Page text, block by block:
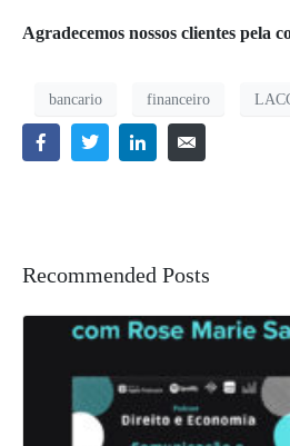
Agradecemos nossos clientes pela
bancario financeiro
Recommended Posts